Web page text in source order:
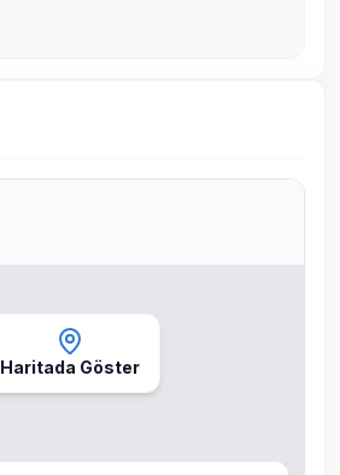
Haritada Göster